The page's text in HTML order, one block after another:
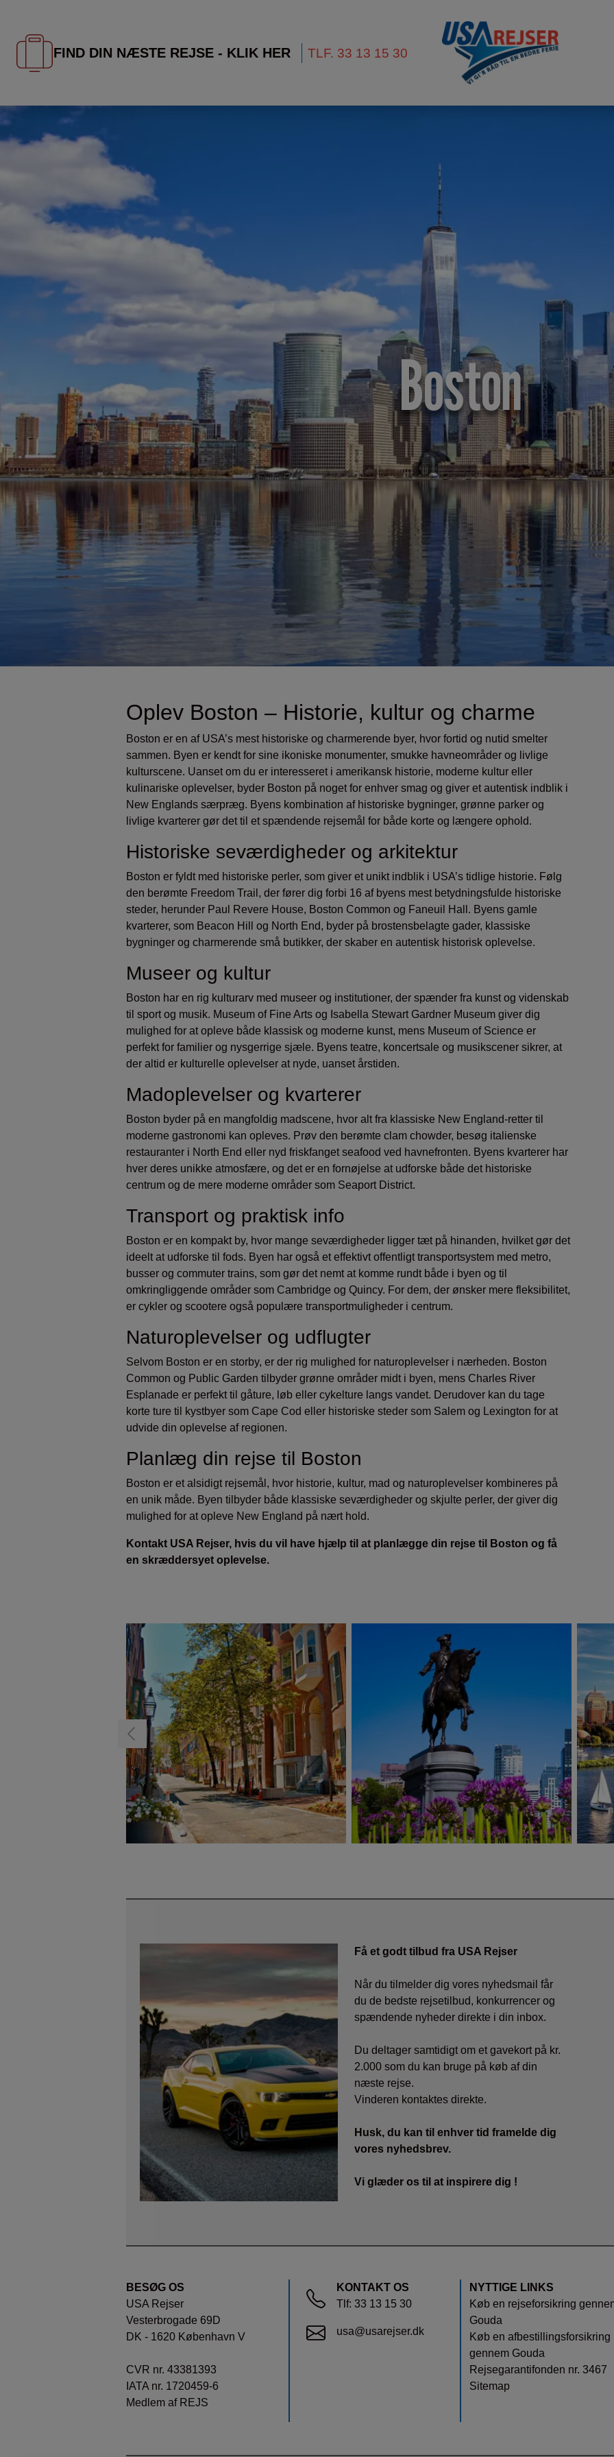
FIND DIN NÆSTE REJSE - KLIK HER TLF. 33 13 15 30
Boston
Oplev Boston – Historie, kultur og charme
Boston er en af USA’s mest historiske og charmerende byer, hvor fortid og nutid smelter
sammen. Byen er kendt for sine ikoniske monumenter, smukke havneområder og livlige
kulturscene. Uanset om du er interesseret i amerikansk historie, moderne kultur eller
kulinariske oplevelser, byder Boston på noget for enhver smag og giver et autentisk indblik i
New Englands særpræg. Byens kombination af historiske bygninger, grønne parker og
livlige kvarterer gør det til et spændende rejsemål for både korte og længere ophold.
Historiske seværdigheder og arkitektur
Boston er fyldt med historiske perler, som giver et unikt indblik i USA’s tidlige historie. Følg
den berømte Freedom Trail, der fører dig forbi 16 af byens mest betydningsfulde historiske
steder, herunder Paul Revere House, Boston Common og Faneuil Hall. Byens gamle
kvarterer, som Beacon Hill og North End, byder på brostensbelagte gader, klassiske
bygninger og charmerende små butikker, der skaber en autentisk historisk oplevelse.
Museer og kultur
Boston har en rig kulturarv med museer og institutioner, der spænder fra kunst og videnskab
til sport og musik. Museum of Fine Arts og Isabella Stewart Gardner Museum giver dig
mulighed for at opleve både klassisk og moderne kunst, mens Museum of Science er
perfekt for familier og nysgerrige sjæle. Byens teatre, koncertsale og musikscener sikrer, at
der altid er kulturelle oplevelser at nyde, uanset årstiden.
Madoplevelser og kvarterer
Boston byder på en mangfoldig madscene, hvor alt fra klassiske New England-retter til
moderne gastronomi kan opleves. Prøv den berømte clam chowder, besøg italienske
restauranter i North End eller nyd friskfanget seafood ved havnefronten. Byens kvarterer har
hver deres unikke atmosfære, og det er en fornøjelse at udforske både det historiske
centrum og de mere moderne områder som Seaport District.
Transport og praktisk info
Boston er en kompakt by, hvor mange seværdigheder ligger tæt på hinanden, hvilket gør det
ideelt at udforske til fods. Byen har også et effektivt offentligt transportsystem med metro,
busser og commuter trains, som gør det nemt at komme rundt både i byen og til
omkringliggende områder som Cambridge og Quincy. For dem, der ønsker mere fleksibilitet,
er cykler og scootere også populære transportmuligheder i centrum.
Naturoplevelser og udflugter
Selvom Boston er en storby, er der rig mulighed for naturoplevelser i nærheden. Boston
Common og Public Garden tilbyder grønne områder midt i byen, mens Charles River
Esplanade er perfekt til gåture, løb eller cykelture langs vandet. Derudover kan du tage
korte ture til kystbyer som Cape Cod eller historiske steder som Salem og Lexington for at
udvide din oplevelse af regionen.
Planlæg din rejse til Boston
Boston er et alsidigt rejsemål, hvor historie, kultur, mad og naturoplevelser kombineres på
en unik måde. Byen tilbyder både klassiske seværdigheder og skjulte perler, der giver dig
mulighed for at opleve New England på nært hold.
Kontakt USA Rejser, hvis du vil have hjælp til at planlægge din rejse til Boston og få
en skræddersyet oplevelse.
Få et godt tilbud fra USA Rejser
Når du tilmelder dig vores nyhedsmail får
du de bedste rejsetilbud, konkurrencer og
spændende nyheder direkte i din inbox.
Du deltager samtidigt om et gavekort på kr.
2.000 som du kan bruge på køb af din
næste rejse.
Vinderen kontaktes direkte.
Husk, du kan til enhver tid framelde dig
vores nyhedsbrev.
Vi glæder os til at inspirere dig !
BESØG OS
USA Rejser
Vesterbrogade 69D
DK - 1620 København V
CVR nr. 43381393
IATA nr. 1720459-6
Medlem af REJS
KONTAKT OS
Tlf: 33 13 15 30
usa@usarejser.dk
NYTTIGE LINKS
Køb en rejseforsikring
Gouda
Køb en afbestillingsforsikring
gennem Gouda
Rejsegarantifonden nr. 3467
Sitemap